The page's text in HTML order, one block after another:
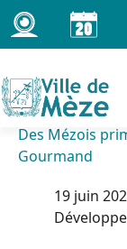
Passer
au
contenu
Des Mézois
Gourmand
19 juin